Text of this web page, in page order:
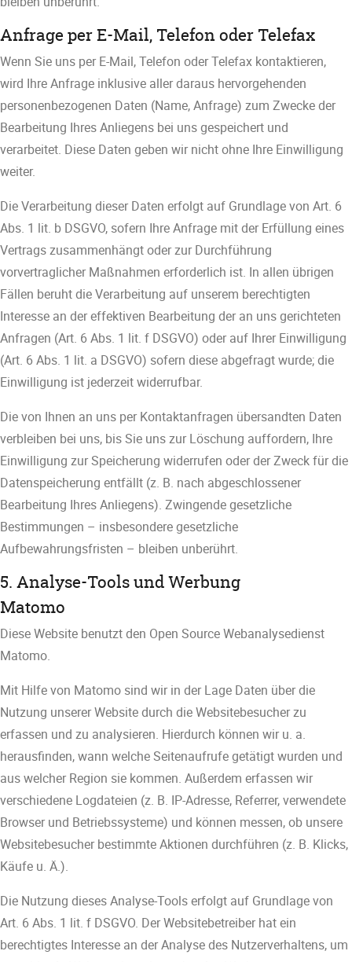
Anfrage per E-Mail, Telefon oder Telefax
Wenn Sie uns per E-Mail, Telefon oder Telefax kontaktieren,
wird Ihre Anfrage inklusive aller daraus hervorgehenden
personenbezogenen Daten (Name, Anfrage) zum Zwecke der
Bearbeitung Ihres Anliegens bei uns gespeichert und
verarbeitet. Diese Daten geben wir nicht ohne Ihre Einwilligung
weiter.
Die Verarbeitung dieser Daten erfolgt auf Grundlage von Art. 6
Abs. 1 lit. b DSGVO, sofern Ihre Anfrage mit der Erfüllung eines
Vertrags zusammenhängt oder zur Durchführung
vorvertraglicher Maßnahmen erforderlich ist. In allen übrigen
Fällen beruht die Verarbeitung auf unserem berechtigten
Interesse an der effektiven Bearbeitung der an uns gerichteten
Anfragen (Art. 6 Abs. 1 lit. f DSGVO) oder auf Ihrer Einwilligung
(Art. 6 Abs. 1 lit. a DSGVO) sofern diese abgefragt wurde; die
Einwilligung ist jederzeit widerrufbar.
Die von Ihnen an uns per Kontaktanfragen übersandten Daten
verbleiben bei uns, bis Sie uns zur Löschung auffordern, Ihre
Einwilligung zur Speicherung widerrufen oder der Zweck für die
Datenspeicherung entfällt (z. B. nach abgeschlossener
Bearbeitung Ihres Anliegens). Zwingende gesetzliche
Bestimmungen – insbesondere gesetzliche
Aufbewahrungsfristen – bleiben unberührt.
5. Analyse-Tools und Werbung
Matomo
Diese Website benutzt den Open Source Webanalysedienst
Matomo.
Mit Hilfe von Matomo sind wir in der Lage Daten über die
Nutzung unserer Website durch die Websitebesucher zu
erfassen und zu analysieren. Hierdurch können wir u. a.
herausfinden, wann welche Seitenaufrufe getätigt wurden und
aus welcher Region sie kommen. Außerdem erfassen wir
verschiedene Logdateien (z. B. IP-Adresse, Referrer, verwendete
Browser und Betriebssysteme) und können messen, ob unsere
Websitebesucher bestimmte Aktionen durchführen (z. B. Klicks,
Käufe u. Ä.).
Die Nutzung dieses Analyse-Tools erfolgt auf Grundlage von
Art. 6 Abs. 1 lit. f DSGVO. Der Websitebetreiber hat ein
berechtigtes Interesse an der Analyse des Nutzerverhaltens, um